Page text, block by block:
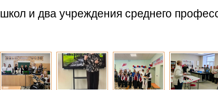
школ и два учреждения среднего